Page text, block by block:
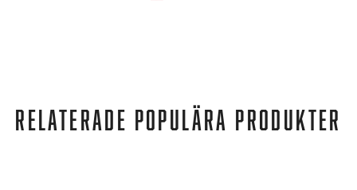
RELATERADE POPULÄRA PRODUKTER